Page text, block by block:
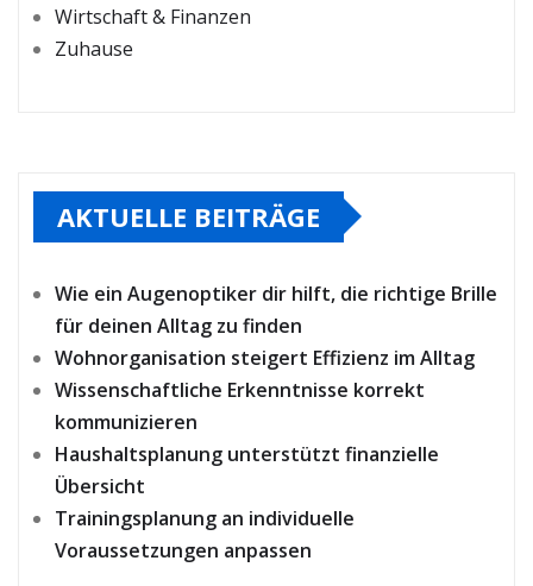
Wirtschaft & Finanzen
Zuhause
AKTUELLE BEITRÄGE
Wie ein Augenoptiker dir hilft, die richtige Brille
für deinen Alltag zu finden
Wohnorganisation steigert Effizienz im Alltag
Wissenschaftliche Erkenntnisse korrekt
kommunizieren
Haushaltsplanung unterstützt finanzielle
Übersicht
Trainingsplanung an individuelle
Voraussetzungen anpassen